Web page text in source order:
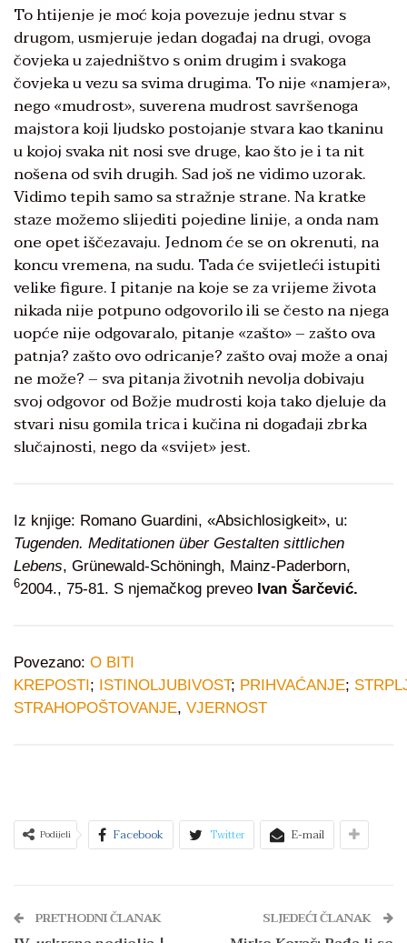
To htijenje je moć koja povezuje jednu stvar s
drugom, usmjeruje jedan događaj na drugi, ovoga
čovjeka u zajedništvo s onim drugim i svakoga
čovjeka u vezu sa svima drugima. To nije «namjera»,
nego «mudrost», suverena mudrost savršenoga
majstora koji ljudsko postojanje stvara kao tkaninu
u kojoj svaka nit nosi sve druge, kao što je i ta nit
nošena od svih drugih. Sad još ne vidimo uzorak.
Vidimo tepih samo sa stražnje strane. Na kratke
staze možemo slijediti pojedine linije, a onda nam
one opet iščezavaju. Jednom će se on okrenuti, na
koncu vremena, na sudu. Tada će svijetleći istupiti
velike figure. I pitanje na koje se za vrijeme života
nikada nije potpuno odgovorilo ili se često na njega
uopće nije odgovaralo, pitanje «zašto» – zašto ova
patnja? zašto ovo odricanje? zašto ovaj može a onaj
ne može? – sva pitanja životnih nevolja dobivaju
svoj odgovor od Božje mudrosti koja tako djeluje da
stvari nisu gomila trica i kučina ni događaji zbrka
slučajnosti, nego da «svijet» jest.
Iz knjige: Romano Guardini, «Absichlosigkeit», u:
Tugenden. Meditationen über Gestalten sittlichen
Lebens, Grünewald-Schöningh, Mainz-Paderborn,
62004., 75-81. S njemačkog preveo Ivan Šarčević.
Povezano: O BITI
KREPOSTI; ISTINOLJUBIVOST; PRIHVAĆANJE;
STRAHOPOŠTOVANJE, VJERNOST
Podijeli Facebook Twitter E-mail
PRETHODNI ČLANAK SLJEDEĆI ČLANAK